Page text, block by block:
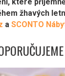
žhavých
a SCONTO